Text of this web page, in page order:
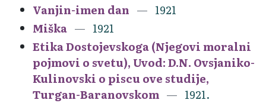
Vanjin-imen dan
1921
Miška
1921
Etika Dostojevskoga (Njegovi moralni
pojmovi o svetu), Uvod: D.N. Ovsjaniko-
Kulinovski o piscu ove studije,
Turgan-Baranovskom
1921.